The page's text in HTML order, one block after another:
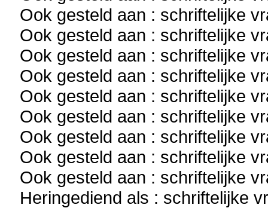
Ook gesteld aan : schriftelijke
Ook gesteld aan : schriftelijke
Ook gesteld aan : schriftelijke
Ook gesteld aan : schriftelijke
Ook gesteld aan : schriftelijke
Ook gesteld aan : schriftelijke
Ook gesteld aan : schriftelijke
Ook gesteld aan : schriftelijke
Ook gesteld aan : schriftelijke
Heringediend als : schriftelijke